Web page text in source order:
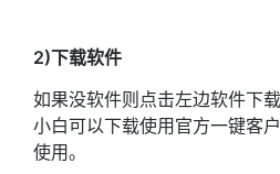
2)下载软件
如果没软件则点击左边软件下载
小白可以下载使用官方一键客
使用。